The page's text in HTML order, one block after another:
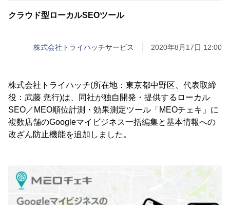
クラウド型ローカルSEOツール
株式会社トライハッチサービス 2020年8月17日 12:00
株式会社トライハッチ(所在地：東京都中野区、代表取締
役：武藤 尭行)は、同社が独自開発・提供するローカル
SEO／MEO順位計測・効果測定ツール「MEOチェキ」に
複数店舗のGoogleマイビジネス一括編集と基本情報への
改ざん防止機能を追加しました。